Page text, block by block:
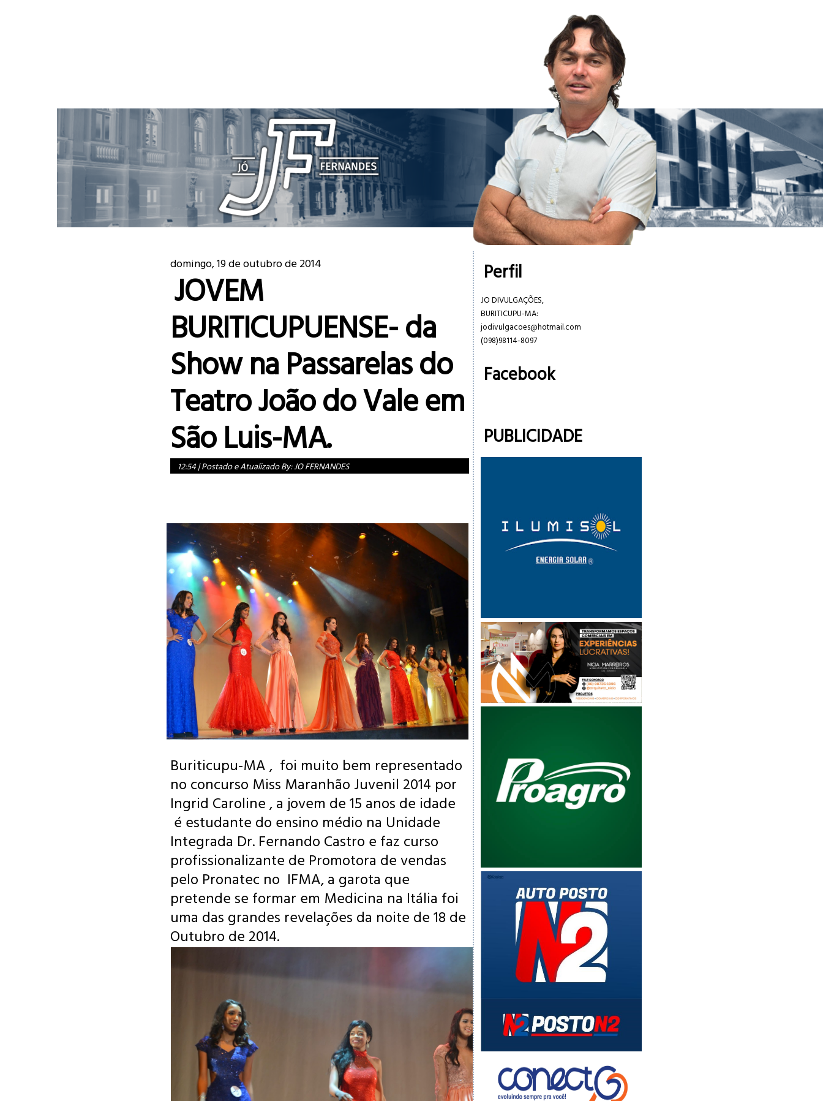
domingo, 19 de outubro de 2014
JOVEM
BURITICUPUENSE- da
Show na Passarelas do
Teatro João do Vale em
São Luis-MA.
12:54|Postado e Atualizado By:JO FERNANDES
Buriticupu-MA , foi muito bem representado
no concurso Miss Maranhão Juvenil 2014 por
Ingrid Caroline , a jovem de 15 anos de idade
é estudante do ensino médio na Unidade
Integrada Dr. Fernando Castro e faz curso
profissionalizante de Promotora de vendas
pelo Pronatec no IFMA, a garota que
pretende se formar em Medicina na Itália foi
uma das grandes revelações da noite de 18 de
Outubro de 2014.
Perfil
JO DIVULGAÇÕES,
BURITICUPU-MA:
jodivulgacoes@hotmail.com
(098)98114-8097
Facebook
PUBLICIDADE